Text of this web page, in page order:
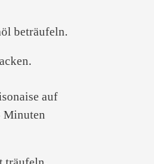
beträufeln.
auf
Minuten